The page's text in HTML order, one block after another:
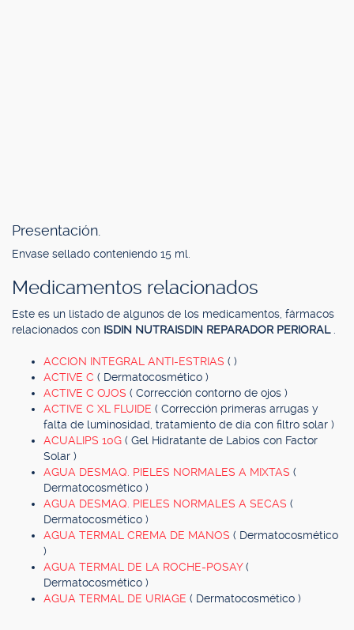
Presentación.
Envase sellado conteniendo 15 ml.
Medicamentos relacionados
Este es un listado de algunos de los medicamentos, fármacos
relacionados con ISDIN NUTRAISDIN REPARADOR PERIORAL
ACCION INTEGRAL ANTI-ESTRIAS ( )
ACTIVE C ( Dermatocosmético )
ACTIVE C OJOS ( Corrección contorno de ojos )
ACTIVE C XL FLUIDE ( Corrección primeras arrugas y
falta de luminosidad, tratamiento de día con filtro solar )
ACUALIPS 10G ( Gel Hidratante de Labios con Factor
Solar )
AGUA DESMAQ. PIELES NORMALES A MIXTAS (
Dermatocosmético )
AGUA DESMAQ. PIELES NORMALES A SECAS (
Dermatocosmético )
AGUA TERMAL CREMA DE MANOS ( Dermatocosmético
)
AGUA TERMAL DE LA ROCHE-POSAY(
Dermatocosmético )
AGUA TERMAL DE URIAGE ( Dermatocosmético )